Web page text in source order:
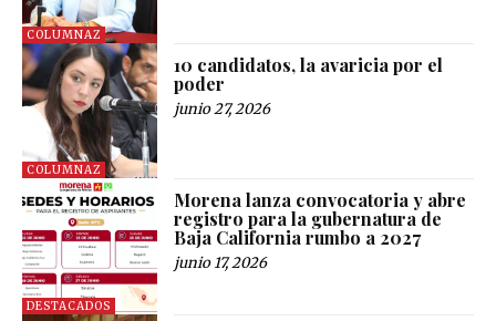
COLUMNAZ
COLUMNAZ
10 candidatos, la avaricia por el
poder
junio 27, 2026
DESTACADOS
Morena lanza convocatoria y abre
registro para la gubernatura de
Baja California rumbo a 2027
junio 17, 2026